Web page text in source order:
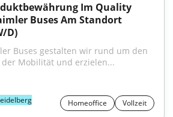
Im Quality
Buses Am Standort
D)
Buses gestalten wir rund um den
Mobilität und erzielen...
Homeoffice Vollzeit